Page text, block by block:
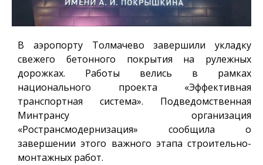
В аэропорту Толмачево завершили укладку
свежего бетонного покрытия на рулежных
дорожках. Работы велись в рамках
национального проекта «Эффективная
транспортная система». Подведомственная
Минтрансу организация
«Ространсмодернизация» сообщила о
завершении этого важного этапа строительно-
монтажных работ.